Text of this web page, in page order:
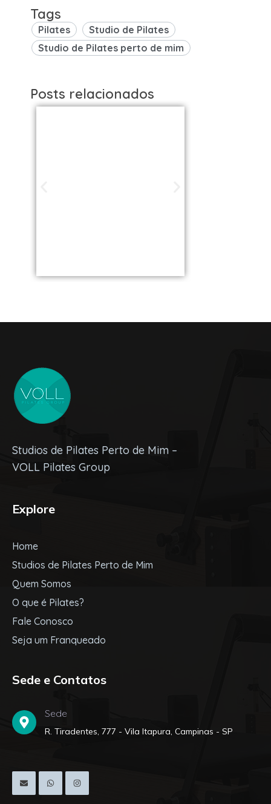
Tags
Pilates
Studio de Pilates
Studio de Pilates perto de mim
Posts relacionados
Studios de Pilates Perto de Mim –
VOLL Pilates Group
Explore
Home
Studios de Pilates Perto de Mim
Quem Somos
O que é Pilates?
Fale Conosco
Seja um Franqueado
Sede e Contatos
Sede
R. Tiradentes, 777 - Vila Itapura, Campinas - SP